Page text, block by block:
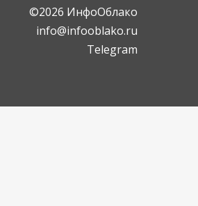
©2026 ИнфоОблако
info@infooblako.ru
Telegram